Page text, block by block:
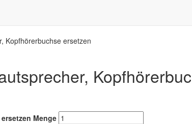
Kopfhörerbuchse ersetzen
Menge